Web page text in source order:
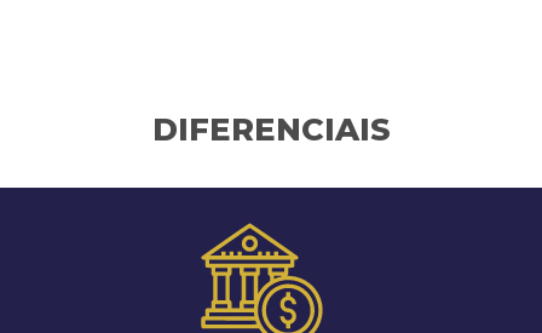
DIFERENCIAIS